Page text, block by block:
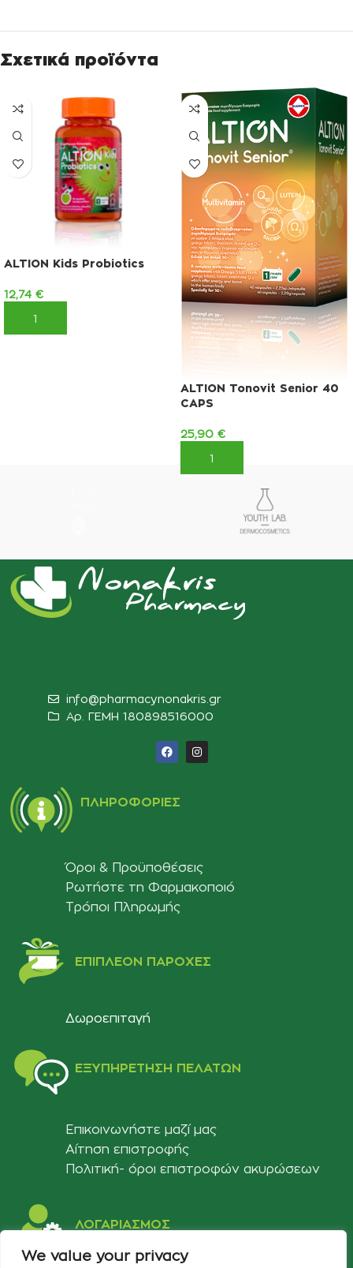
We value your privacy
Σχετικά προϊόντα
ALTION Kids Probiotics
12,74 €
ΠΡΟΣΘΉΚΗ ΣΤΟ ΚΑΛΆΘΙ
ALTION Tonovit Senior 40
CAPS
25,90 €
ΠΡΟΣΘΉΚΗ ΣΤΟ ΚΑΛΆΘΙ
info@pharmacynonakris.gr
Αρ. ΓΕΜΗ 180898516000‬
ΠΛΗΡΟΦΟΡΊΕΣ
Όροι & Προϋποθέσεις
Ρωτήστε τη Φαρμακοποιό
Τρόποι Πληρωμής
ΕΠΙΠΛΈΟΝ ΠΑΡΟΧΈΣ
Δωροεπιταγή
ΕΞΥΠΗΡΈΤΗΣΗ ΠΕΛΑΤΏΝ
Επικοινωνήστε μαζί μας
Αίτηση επιστροφής
Πολιτική- όροι επιστροφών ακυρώσεων
ΛΟΓΑΡΙΑΣΜΟΣ